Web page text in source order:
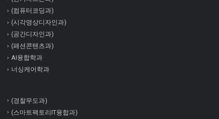
(컴퓨터코딩과)
(시각영상디자인과)
(공간디자인과)
(패션콘텐츠과)
AI융합학과
너싱케어학과
(경찰무도과)
(스마트팩토리IT융합과)